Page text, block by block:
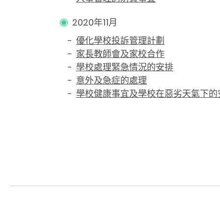
2020年11月
- 優化學校投訴管理計劃
- 家長教師會及家校合作
- 學校處理緊急情況的安排
- 意外及急症的處理
- 學校健康事宜及學校在惡劣天氣下